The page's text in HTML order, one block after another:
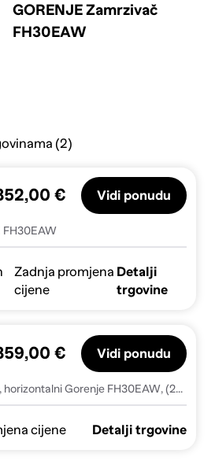
GORENJE Zamrzivač
FH30EAW
(2)
FH30EAW
€ Vidi ponudu
Zadnja promjena
cijene
Detalji
trgovine
GORENJE Zamrzivač, horizontalni Gorenje FH30EAW, (20708714)
€ Vidi ponudu
cijene Detalji trgovine